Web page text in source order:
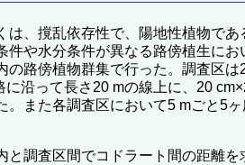
、撹乱依存性で、陽地性植物で
や水分条件が異なる路傍植生に
路傍植物群集で行った。調査区は
沿って長さ20 mの線上に、20
また各調査区において5 mごと5
調査区間でコドラート間の距離